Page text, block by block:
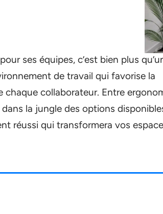
ses équipes, c’est bien plus
de travail qui favorise la
collaborateur. Entre
la jungle des options
réussi qui transformera vos